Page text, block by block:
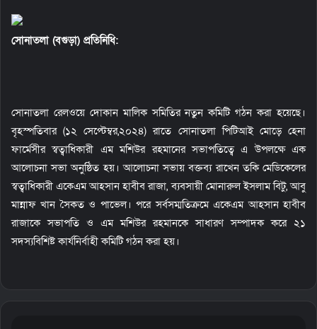
n
সোনাতলা (বগুড়া) প্রতিনিধি:
সোনাতলা রেলওয়ে দোকান মালিক সমিতির নতুন কমিটি গঠন করা হয়েছে।
বৃহস্পতিবার (১২ সেপ্টেম্বর,২০২৪) রাতে সোনাতলা পিটিআই মোড়ে হেনা
ফার্মেসীর স্বত্বাধিকারী এম মশিউর রহমানের সভাপতিত্বে এ উপলক্ষে এক
আলোচনা সভা অনুষ্ঠিত হয়। আলোচনা সভায় বক্তব্য রাখেন তকি মেডিকেলের
স্বত্বাধিকারী একেএম আহসান হাবীব রাজা, ব্যবসায়ী মোনারুল ইসলাম বিটু, আবু
মান্নাফ খান সৈকত ও পাভেল। পরে সর্বসম্মতিক্রমে একেএম আহসান হাবীব
রাজাকে সভাপতি ও এম মশিউর রহমানকে সাধারণ সম্পাদক করে ২১
সদস্যবিশিষ্ট কার্যনির্বাহী কমিটি গঠন করা হয়।